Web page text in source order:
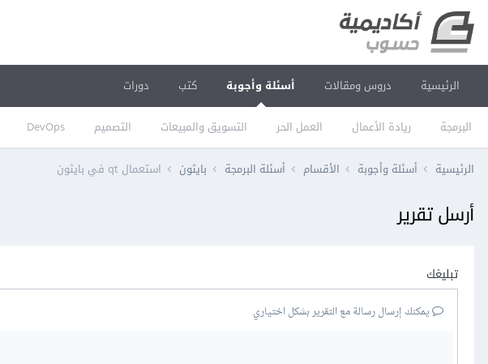
الرئيسية دروس ومقالات أسئلة وأجوبة
البرمجة ريادة الأعمال العمل الحر التسويق والمبيعات التصميم DevOps
كتب دورات
الرئيسية أسئلة وأجوبة الأقسام أسئلة البرمجة بايثون استعمال qt في بايثون
أرسل تقرير
تبليغك
يمكنك إرسال رسالة مع التقرير بشكل اختياري